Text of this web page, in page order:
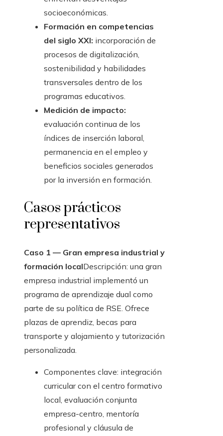
socioeconómicas.
Formación en competencias
del siglo XXI: incorporación de
procesos de digitalización,
sostenibilidad y habilidades
transversales dentro de los
programas educativos.
Medición de impacto:
evaluación continua de los
índices de inserción laboral,
permanencia en el empleo y
beneficios sociales generados
por la inversión en formación.
Casos prácticos
representativos
Caso 1 — Gran empresa industrial y
formación localDescripción: una gran
empresa industrial implementó un
programa de aprendizaje dual como
parte de su política de RSE. Ofrece
plazas de aprendiz, becas para
transporte y alojamiento y tutorización
personalizada.
Componentes clave: integración
curricular con el centro formativo
local, evaluación conjunta
empresa-centro, mentoría
profesional y cláusula de